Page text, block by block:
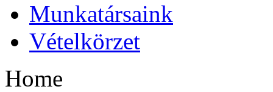
Munkatársaink
Vételkörzet
Home